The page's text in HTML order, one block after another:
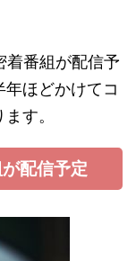
着番組が配信予
ほどかけてコ
す。
配信予定